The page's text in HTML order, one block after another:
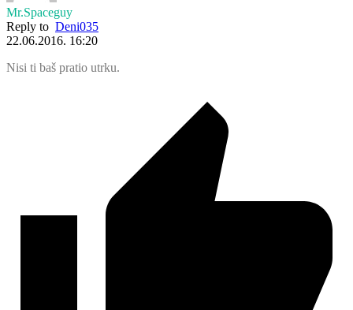
Mr.Spaceguy
Reply to Deni035
22.06.2016. 16:20
Nisi ti baš pratio utrku.